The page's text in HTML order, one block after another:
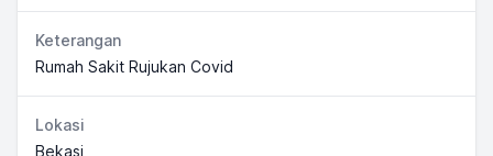
Keterangan
Rumah Sakit Rujukan Covid
Lokasi
Bekasi